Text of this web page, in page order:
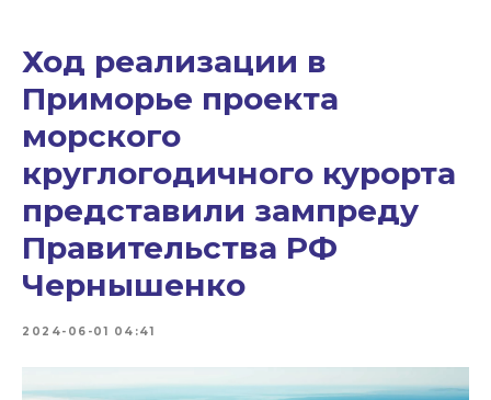
Ход реализации в
Приморье проекта
морского
круглогодичного курорта
представили зампреду
Правительства РФ
Чернышенко
2024-06-01 04:41